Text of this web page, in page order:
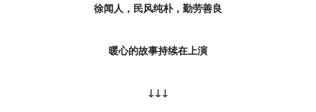
徐闻人，民风纯朴，勤劳善良
暖心的故事持续在上演
↓↓↓